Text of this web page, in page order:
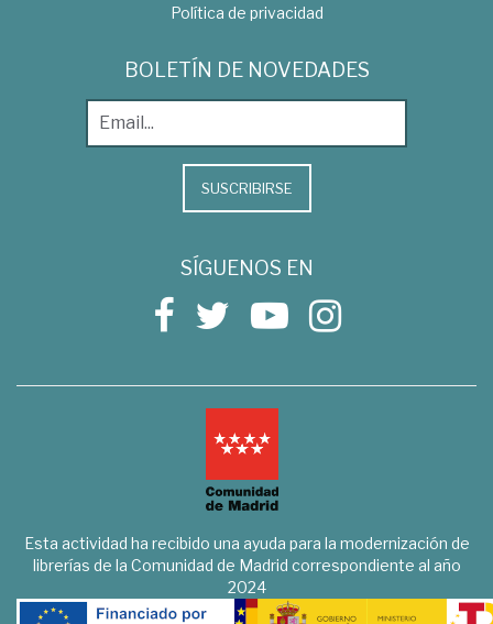
Política de privacidad
BOLETÍN DE NOVEDADES
SUSCRIBIRSE
SÍGUENOS EN
Esta actividad ha recibido una ayuda para la modernización de
librerías de la Comunidad de Madrid correspondiente al año
2024